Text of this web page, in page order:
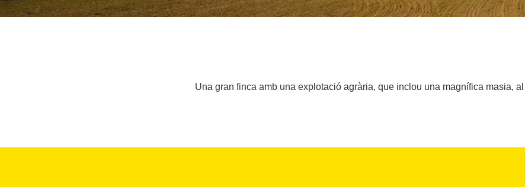
Una gran finca amb una explotació agrària, que inclou una magnífica masia,